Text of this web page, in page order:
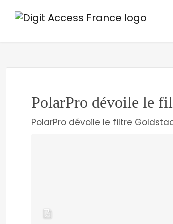
PolarPro dévoile le
PolarPro dévoile le filtre